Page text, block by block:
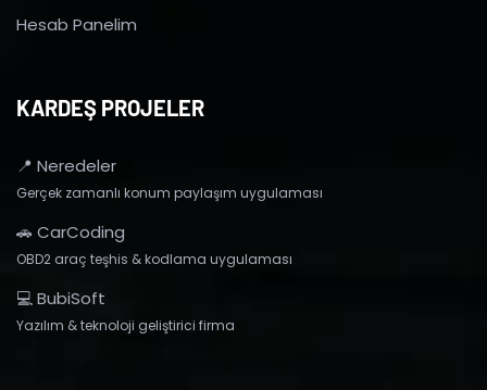
Hesab Panelim
KARDEŞ PROJELER
📍 Neredeler
Gerçek zamanlı konum paylaşım uygulaması
🚗 CarCoding
OBD2 araç teşhis & kodlama uygulaması
💻 BubiSoft
Yazılım & teknoloji geliştirici firma